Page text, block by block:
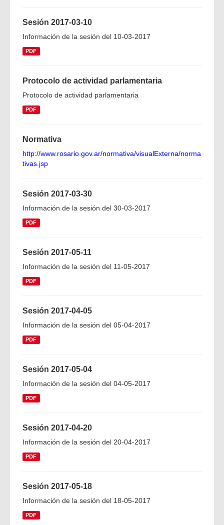
Sesión 2017-03-10
Información de la sesión del 10-03-2017
PDF
Protocolo de actividad parlamentaria
Protocolo de actividad parlamentaria
PDF
Normativa
http://www.rosario.gov.ar/normativa/visualExterna/norma
tivas.jsp
Sesión 2017-03-30
Información de la sesión del 30-03-2017
PDF
Sesión 2017-05-11
Información de la sesión del 11-05-2017
PDF
Sesión 2017-04-05
Información de la sesión del 05-04-2017
PDF
Sesión 2017-05-04
Información de la sesión del 04-05-2017
PDF
Sesión 2017-04-20
Información de la sesión del 20-04-2017
PDF
Sesión 2017-05-18
Información de la sesión del 18-05-2017
PDF